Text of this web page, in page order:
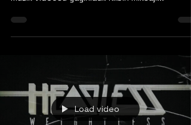
Avelion - "Lost Within
Daydream" Parça ve Video
İtalyan progressive metal grubu Avelion,
Within Daydream" adlı yeni single'ları için bir
müzik videosu yayınladı. Klibin miksajı...